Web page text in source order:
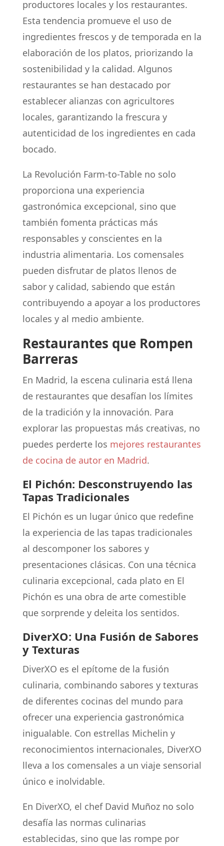
productores locales y los restaurantes.
Esta tendencia promueve el uso de
ingredientes frescos y de temporada en la
elaboración de los platos, priorizando la
sostenibilidad y la calidad. Algunos
restaurantes se han destacado por
establecer alianzas con agricultores
locales, garantizando la frescura y
autenticidad de los ingredientes en cada
bocado.
La Revolución Farm-to-Table no solo
proporciona una experiencia
gastronómica excepcional, sino que
también fomenta prácticas más
responsables y conscientes en la
industria alimentaria. Los comensales
pueden disfrutar de platos llenos de
sabor y calidad, sabiendo que están
contribuyendo a apoyar a los productores
locales y al medio ambiente.
Restaurantes que Rompen
Barreras
En Madrid, la escena culinaria está llena
de restaurantes que desafían los límites
de la tradición y la innovación. Para
explorar las propuestas más creativas, no
puedes perderte los mejores restaurantes
de cocina de autor en Madrid.
El Pichón: Desconstruyendo las
Tapas Tradicionales
El Pichón es un lugar único que redefine
la experiencia de las tapas tradicionales
al descomponer los sabores y
presentaciones clásicas. Con una técnica
culinaria excepcional, cada plato en El
Pichón es una obra de arte comestible
que sorprende y deleita los sentidos.
DiverXO: Una Fusión de Sabores
y Texturas
DiverXO es el epítome de la fusión
culinaria, combinando sabores y texturas
de diferentes cocinas del mundo para
ofrecer una experiencia gastronómica
inigualable. Con estrellas Michelin y
reconocimientos internacionales, DiverXO
lleva a los comensales a un viaje sensorial
único e inolvidable.
En DiverXO, el chef David Muñoz no solo
desafía las normas culinarias
establecidas, sino que las rompe por